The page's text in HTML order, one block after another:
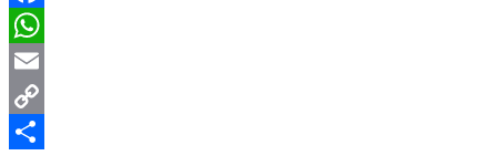
Facebook
WhatsApp
Email
Copy